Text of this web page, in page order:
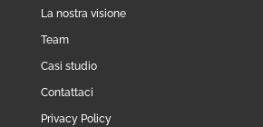
La nostra visione
Team
Casi studio
Contattaci
Privacy Policy